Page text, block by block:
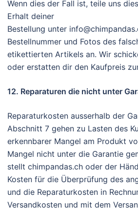
Wenn dies der Fall ist, teile uns
Erhalt deiner
Bestellung unter
Bestellnummer und Fotos des
etikettierten Artikels an. Wir
oder erstatten dir den Kaufpreis
12. Reparaturen die nicht unter
Reparaturkosten ausserhalb der
Abschnitt 7 gehen zu Lasten des
erkennbarer Mangel am Produkt
Mangel nicht unter die Garantie
stellt chimpandas.ch oder der
Kosten für die Überprüfung des
und die Reparaturkosten in
Versandkosten und mit dem